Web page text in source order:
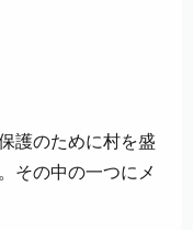
護のために村を盛
その中の一つにメ